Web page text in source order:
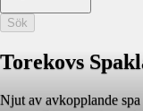
Sök
Torekovs
Njut av avkopplande